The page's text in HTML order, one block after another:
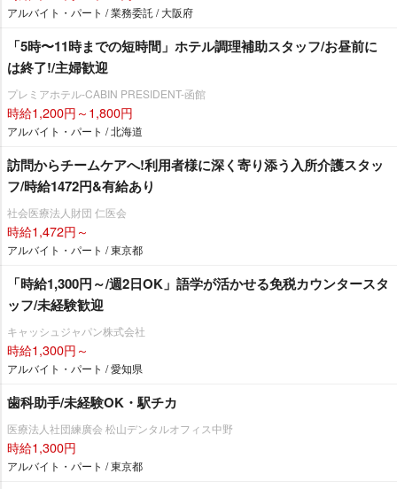
アルバイト・パート / 業務委託 / 大阪府
「5時〜11時までの短時間」ホテル調理補助スタッフ/お昼前に
は終了!/主婦歓迎
プレミアホテル-CABIN PRESIDENT-函館
時給1,200円～1,800円
アルバイト・パート / 北海道
訪問からチームケアへ!利用者様に深く寄り添う入所介護スタッ
フ/時給1472円&有給あり
社会医療法人財団 仁医会
時給1,472円～
アルバイト・パート / 東京都
「時給1,300円～/週2日OK」語学が活かせる免税カウンタースタ
ッフ/未経験歓迎
キャッシュジャパン株式会社
時給1,300円～
アルバイト・パート / 愛知県
歯科助手/未経験OK・駅チカ
医療法人社団練廣会 松山デンタルオフィス中野
時給1,300円
アルバイト・パート / 東京都